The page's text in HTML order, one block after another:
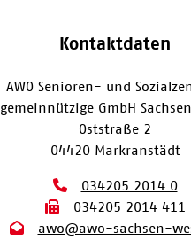
Kontaktdaten
AWO Senioren- und
gemeinnützige GmbH
Oststraße 2
04420 Markranstädt
034205 2014 0
034205 2014 411
awo@awo-sachsen-